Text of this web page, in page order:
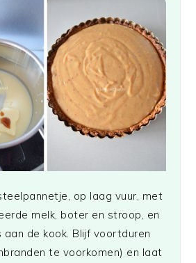
op laag vuur, met
melk, boter en stroop, en
de kook. Blijf voortduren
te voorkomen) en laat